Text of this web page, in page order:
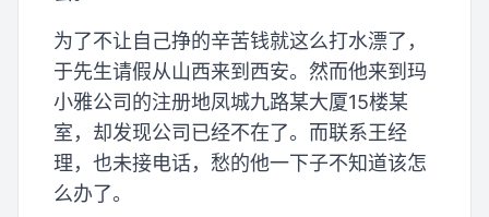
为了不让自己挣的辛苦钱就这么打水漂了，
于先生请假从山西来到西安。然而他来到玛
小雅公司的注册地凤城九路某大厦15楼某
室，却发现公司已经不在了。而联系王经
理，也未接电话，愁的他一下子不知道该怎
么办了。